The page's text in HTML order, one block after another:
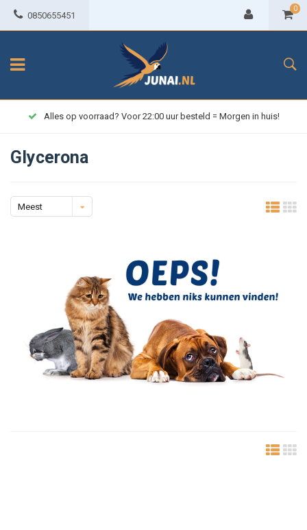
0850655451
0
Alles op voorraad? Voor 22:00 uur besteld = Morgen in huis!
Glycerona
Meest